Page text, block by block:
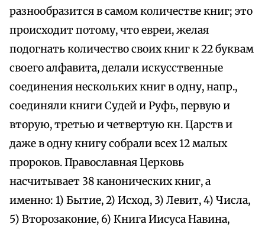
разнообразится в самом количестве книг; это
происходит потому, что евреи, желая
подогнать количество своих книг к 22 буквам
своего алфавита, делали искусственные
соединения нескольких книг в одну, напр.,
соединяли книги Судей и Руфь, первую и
вторую, третью и четвертую кн. Царств и
даже в одну книгу собрали всех 12 малых
пророков. Православная Церковь
насчитывает 38 канонических книг, а
именно: 1) Бытие, 2) Исход, 3) Левит, 4) Числа,
5) Второзаконие, 6) Книга Иисуса Навина,